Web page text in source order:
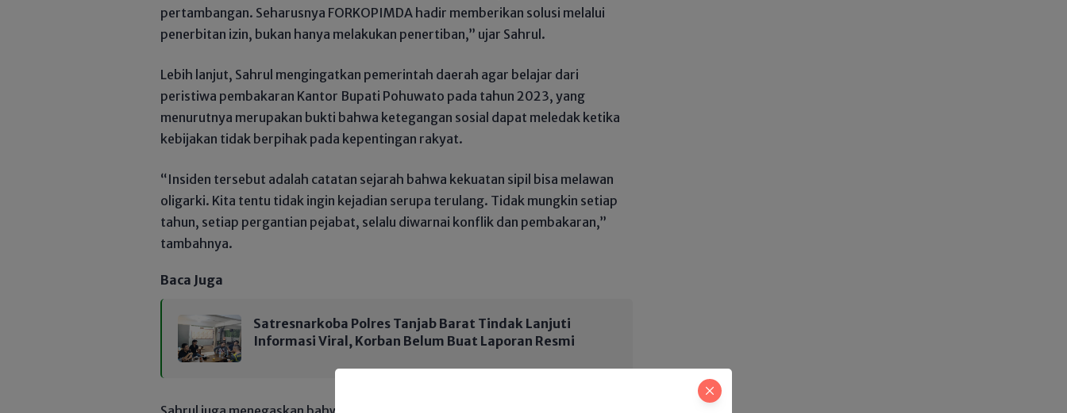
pertambangan. Seharusnya FORKOPIMDA hadir memberikan solusi melalui
penerbitan izin, bukan hanya melakukan penertiban,” ujar Sahrul.
Lebih lanjut, Sahrul mengingatkan pemerintah daerah agar belajar dari
peristiwa pembakaran Kantor Bupati Pohuwato pada tahun 2023, yang
menurutnya merupakan bukti bahwa ketegangan sosial dapat meledak ketika
kebijakan tidak berpihak pada kepentingan rakyat.
“Insiden tersebut adalah catatan sejarah bahwa kekuatan sipil bisa melawan
oligarki. Kita tentu tidak ingin kejadian serupa terulang. Tidak mungkin setiap
tahun, setiap pergantian pejabat, selalu diwarnai konflik dan pembakaran,”
tambahnya.
Baca Juga
Satresnarkoba Polres Tanjab Barat Tindak Lanjuti
Informasi Viral, Korban Belum Buat Laporan Resmi